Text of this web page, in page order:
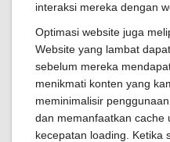
interaksi mereka dengan
Optimasi website juga
Website yang lambat
sebelum mereka
menikmati konten yang
meminimalisir
dan memanfaatkan cache
kecepatan loading. Ketika